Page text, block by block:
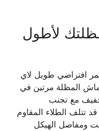
لأطول
افتراضي طويل لاي
المظلة مرتين في
مع تجنب
قد تتلف الطلاء المقاوم
ومفاصل الهيكل